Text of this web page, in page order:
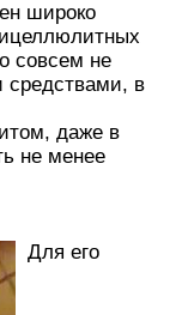
широко
совсем не
средствами, в
даже в
не менее
Для его